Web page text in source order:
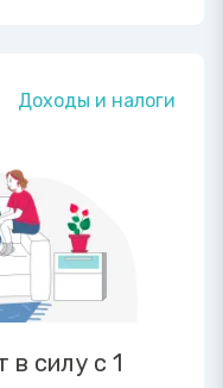
Доходы и налоги
в силу с 1